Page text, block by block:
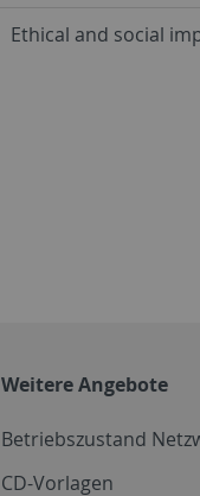
Ethical and social
Weitere Angebote
Betriebszustand
CD-Vorlagen